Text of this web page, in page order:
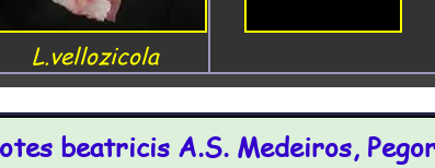
L.vellozicola
beatricis A.S. Medeiros,